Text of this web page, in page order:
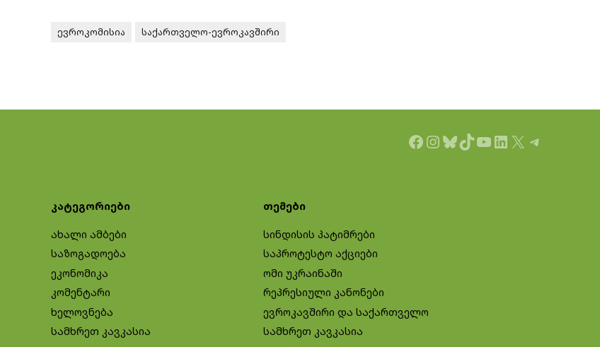
ევროკომისია საქართველო-ევროკავშირი
Facebook
Instagram
Bluesky
TikTok
YouTube
LinkedIn
X Telegram
კატეგორიები
ახალი ამბები
საზოგადოება
ეკონომიკა
კომენტარი
ხელოვნება
სამხრეთ კავკასია
თემები
სინდისის პატიმრები
საპროტესტო აქციები
ომი უკრაინაში
რეპრესიული კანონები
ევროკავშირი და საქართველო
სამხრეთ კავკასია